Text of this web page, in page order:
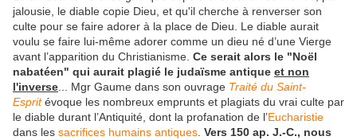
jalousie, le diable copie Dieu, et qu'il cherche à renverser son
culte pour se faire adorer à la place de Dieu. Le diable aurait
voulu se faire lui-même adorer comme un dieu né d’une Vierge
avant l’apparition du Christianisme. Ce serait alors le "Noël
nabatéen" qui aurait plagié le judaïsme antique et non
l'inverse ... Mgr Gaume dans son ouvrage Traité du Saint-
Esprit évoque les nombreux emprunts et plagiats du vrai culte par
le diable durant l’Antiquité, dont la profanation de l’Eucharistie
dans les sacrifices humains antiques Vers 150 ap. J.-C., nous